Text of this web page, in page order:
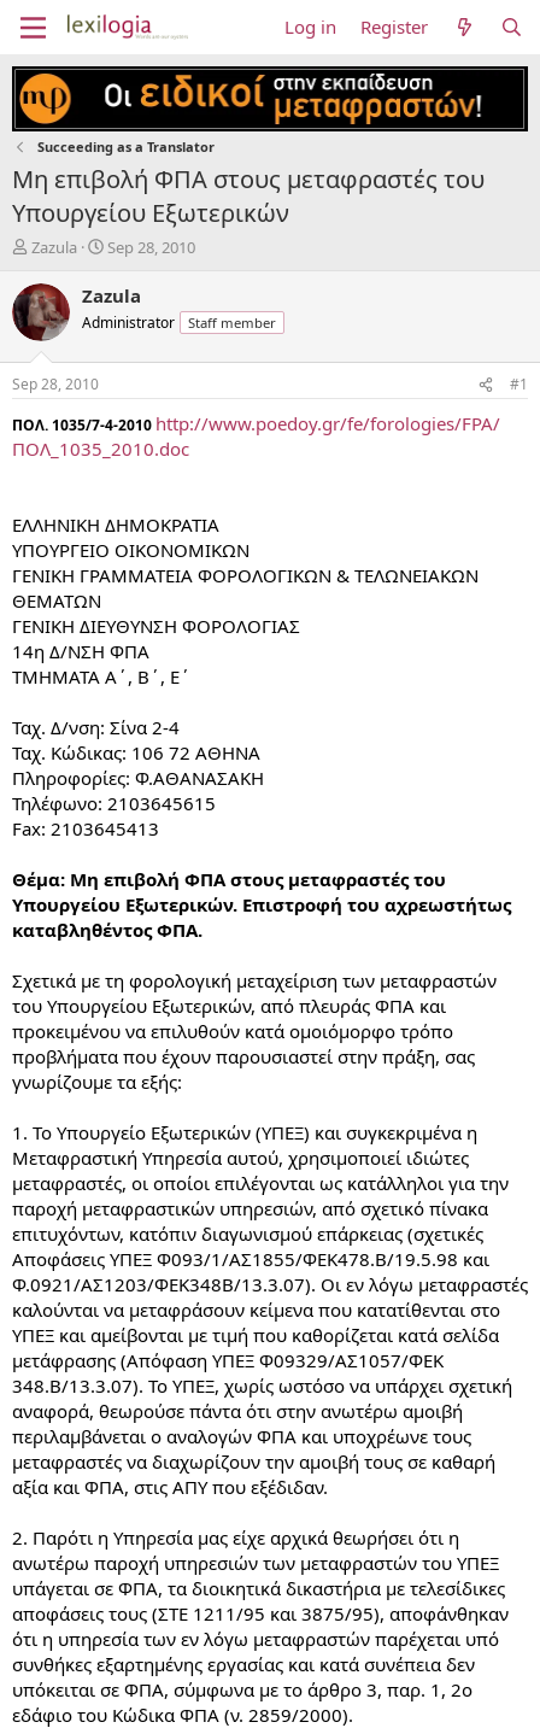
Log in Register
Succeeding as a Translator
Μη επιβολή ΦΠΑ στους μεταφραστές του
Υπουργείου Εξωτερικών
T
r
e
a
d
t
a
r
t
Zazula
S
a
t
t
e
Sep 28, 2010
Zazula
Administrator Staff member
Sep 28, 2010
#1
ΠΟΛ. 1035/7-4-2010 http://www.poedoy.gr/fe/forologies/FPA/
ΠΟΛ_1035_2010.doc
ΕΛΛΗΝΙΚΗ ΔΗΜΟΚΡΑΤΙΑ
ΥΠΟΥΡΓΕΙΟ ΟΙΚΟΝΟΜΙΚΩΝ
ΓΕΝΙΚΗ ΓΡΑΜΜΑΤΕΙΑ ΦΟΡΟΛΟΓΙΚΩΝ & ΤΕΛΩΝΕΙΑΚΩΝ
ΘΕΜΑΤΩΝ
ΓΕΝΙΚΗ ΔΙΕΥΘΥΝΣΗ ΦΟΡΟΛΟΓΙΑΣ
14η Δ/ΝΣΗ ΦΠΑ
ΤΜΗΜΑΤΑ Α΄, Β΄, Ε΄
Ταχ. Δ/νση: Σίνα 2-4
Ταχ. Κώδικας: 106 72 ΑΘΗΝΑ
Πληροφορίες: Φ.ΑΘΑΝΑΣΑΚΗ
Τηλέφωνο: 2103645615
Fax: 2103645413
Θέμα: Μη επιβολή ΦΠΑ στους μεταφραστές του
Υπουργείου Εξωτερικών. Επιστροφή του αχρεωστήτως
καταβληθέντος ΦΠΑ.
Σχετικά με τη φορολογική μεταχείριση των μεταφραστών
του Υπουργείου Εξωτερικών, από πλευράς ΦΠΑ και
προκειμένου να επιλυθούν κατά ομοιόμορφο τρόπο
προβλήματα που έχουν παρουσιαστεί στην πράξη, σας
γνωρίζουμε τα εξής:
1. Το Υπουργείο Εξωτερικών (ΥΠΕΞ) και συγκεκριμένα η
Μεταφραστική Υπηρεσία αυτού, χρησιμοποιεί ιδιώτες
μεταφραστές, οι οποίοι επιλέγονται ως κατάλληλοι για την
παροχή μεταφραστικών υπηρεσιών, από σχετικό πίνακα
επιτυχόντων, κατόπιν διαγωνισμού επάρκειας (σχετικές
Αποφάσεις ΥΠΕΞ Φ093/1/ΑΣ1855/ΦΕΚ478.Β/19.5.98 και
Φ.0921/ΑΣ1203/ΦΕΚ348Β/13.3.07). Οι εν λόγω μεταφραστές
καλούνται να μεταφράσουν κείμενα που κατατίθενται στο
ΥΠΕΞ και αμείβονται με τιμή που καθορίζεται κατά σελίδα
μετάφρασης (Απόφαση ΥΠΕΞ Φ09329/ΑΣ1057/ΦΕΚ
348.Β/13.3.07). Το ΥΠΕΞ, χωρίς ωστόσο να υπάρχει σχετική
αναφορά, θεωρούσε πάντα ότι στην ανωτέρω αμοιβή
περιλαμβάνεται ο αναλογών ΦΠΑ και υποχρέωνε τους
μεταφραστές να διαχωρίζουν την αμοιβή τους σε καθαρή
αξία και ΦΠΑ, στις ΑΠΥ που εξέδιδαν.
2. Παρότι η Υπηρεσία μας είχε αρχικά θεωρήσει ότι η
ανωτέρω παροχή υπηρεσιών των μεταφραστών του ΥΠΕΞ
υπάγεται σε ΦΠΑ, τα διοικητικά δικαστήρια με τελεσίδικες
αποφάσεις τους (ΣΤΕ 1211/95 και 3875/95), αποφάνθηκαν
ότι η υπηρεσία των εν λόγω μεταφραστών παρέχεται υπό
συνθήκες εξαρτημένης εργασίας και κατά συνέπεια δεν
υπόκειται σε ΦΠΑ, σύμφωνα με το άρθρο 3, παρ. 1, 2ο
εδάφιο του Κώδικα ΦΠΑ (ν. 2859/2000).